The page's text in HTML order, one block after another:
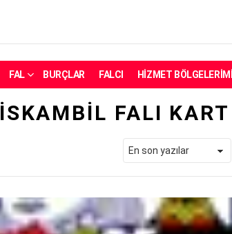
FAL BURÇLAR FALCI HIZMET
İSKAMBIL FALI